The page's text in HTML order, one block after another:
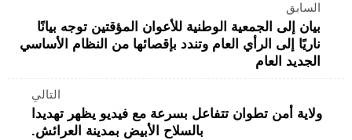
السابق
بيان إلى الجمعية الوطنية للأعوان المؤقتين توجه بيانًا
ناريًا إلى الرأي العام وتندد بإقصائها من النظام الأساسي
الجديد العام
التالي
ولاية أمن تطوان تتفاعل بسرعة مع فيديو يظهر تهديدا
بالسلاح الأبيض بمدينة العرائش.